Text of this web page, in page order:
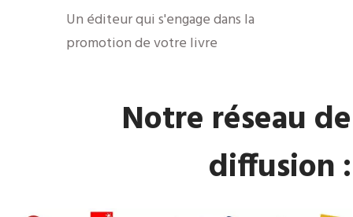
​Un éditeur qui s'engage dans la
promotion de votre livre
​Notre réseau de
diffusion :